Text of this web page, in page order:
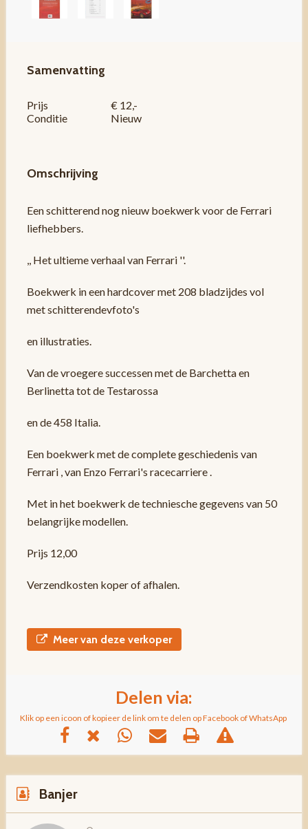
Samenvatting
Prijs
€ 12,-
Conditie
Nieuw
Omschrijving
Een schitterend nog nieuw boekwerk voor de Ferrari
liefhebbers.
,, Het ultieme verhaal van Ferrari ''.
Boekwerk in een hardcover met 208 bladzijdes vol
met schitterendevfoto's
en illustraties.
Van de vroegere successen met de Barchetta en
Berlinetta tot de Testarossa
en de 458 Italia.
Een boekwerk met de complete geschiedenis van
Ferrari , van Enzo Ferrari's racecarriere .
Met in het boekwerk de techniesche gegevens van 50
belangrijke modellen.
Prijs 12,00
Verzendkosten koper of afhalen.
Meer van deze verkoper
Delen via:
Klik op een icoon of kopieer de link om te delen op Facebook of WhatsApp
Banjer